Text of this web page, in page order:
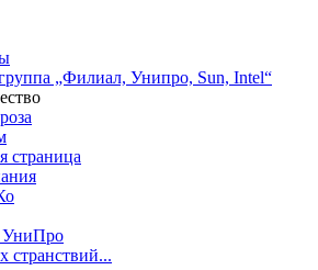
„Филиал, Унипро, Sun, Intel“
страница
УниПро
странствий...